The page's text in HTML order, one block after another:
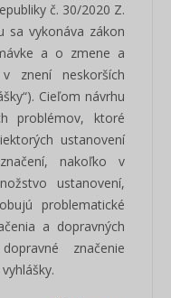
č. 30/2020 Z.
sa vykonáva zákon
a o zmene a
znení neskorších
Cieľom návrhu
problémov, ktoré
ustanovení
nakoľko v
ustanovení,
problematické
a dopravných
značenie